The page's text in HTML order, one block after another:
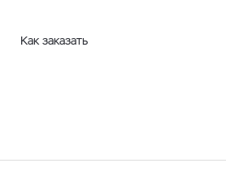
Как заказать